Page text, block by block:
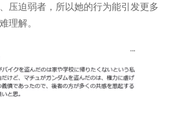
压迫弱者，所以她的行为能引发更多
理解。